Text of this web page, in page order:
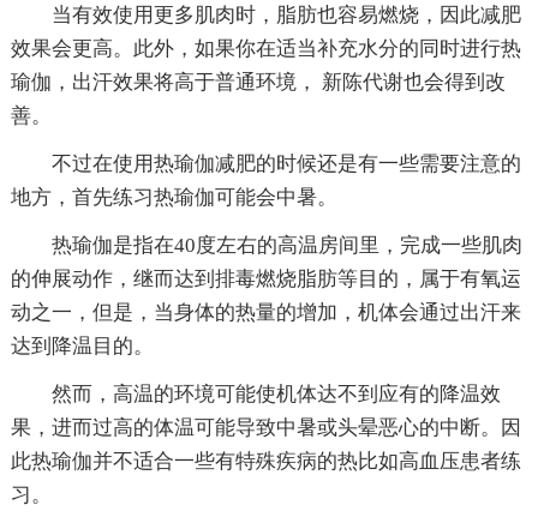
当有效使用更多肌肉时，脂肪也容易燃烧，因此减肥
效果会更高。此外，如果你在适当补充水分的同时进行热
瑜伽，出汗效果将高于普通环境， 新陈代谢也会得到改
善。
不过在使用热瑜伽减肥的时候还是有一些需要注意的
地方，首先练习热瑜伽可能会中暑。
热瑜伽是指在40度左右的高温房间里，完成一些肌肉
的伸展动作，继而达到排毒燃烧脂肪等目的，属于有氧运
动之一，但是，当身体的热量的增加，机体会通过出汗来
达到降温目的。
然而，高温的环境可能使机体达不到应有的降温效
果，进而过高的体温可能导致中暑或头晕恶心的中断。因
此热瑜伽并不适合一些有特殊疾病的热比如高血压患者练
习。